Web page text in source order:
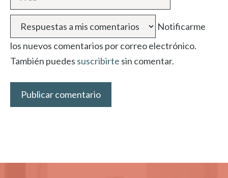
Notificarme
los nuevos comentarios por correo electrónico.
También puedes suscribirte sin comentar.